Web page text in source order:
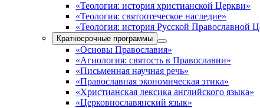
«Теология: история христианской Церкви»
«Теология: святоотеческое наследие»
«Теология: история Русской Православной
Краткосрочные программы
«Основы Православия»
«Агиология: святость в Православии»
«Письменная научная речь»
«Православная экономическая этика»
«Христианская лексика английского языка»
«Церковнославянский язык»